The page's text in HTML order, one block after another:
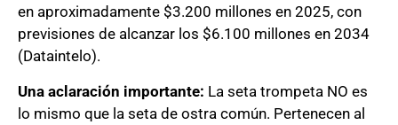
en aproximadamente $3.200 millones en 2025, con
previsiones de alcanzar los $6.100 millones en 2034
(Dataintelo).
Una aclaración importante: La seta trompeta NO es
lo mismo que la seta de ostra común. Pertenecen al